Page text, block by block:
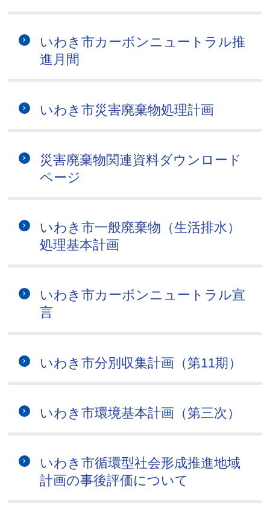
いわき市カーボンニュートラル推
進月間
いわき市災害廃棄物処理計画
災害廃棄物関連資料ダウンロード
ページ
いわき市一般廃棄物（生活排水）
処理基本計画
いわき市カーボンニュートラル宣
言
いわき市分別収集計画（第11期）
いわき市環境基本計画（第三次）
いわき市循環型社会形成推進地域
計画の事後評価について